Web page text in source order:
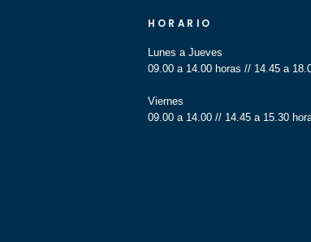
HORARIO
Lunes a Jueves
09.00 a 14.00 horas // 14.45 a
Viernes
09.00 a 14.00 // 14.45 a 15.30